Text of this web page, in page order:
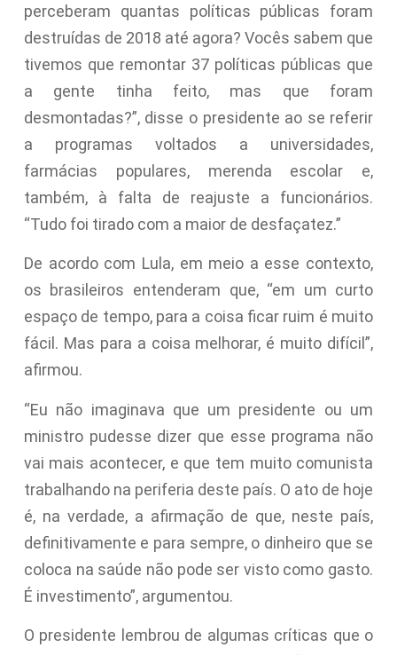
perceberam quantas políticas públicas foram
destruídas de 2018 até agora? Vocês sabem que
tivemos que remontar 37 políticas públicas que
a gente tinha feito, mas que foram
desmontadas?”, disse o presidente ao se referir
a programas voltados a universidades,
farmácias populares, merenda escolar e,
também, à falta de reajuste a funcionários.
“Tudo foi tirado com a maior de desfaçatez.”
De acordo com Lula, em meio a esse contexto,
os brasileiros entenderam que, “em um curto
espaço de tempo, para a coisa ficar ruim é muito
fácil. Mas para a coisa melhorar, é muito difícil”,
afirmou.
“Eu não imaginava que um presidente ou um
ministro pudesse dizer que esse programa não
vai mais acontecer, e que tem muito comunista
trabalhando na periferia deste país. O ato de hoje
é, na verdade, a afirmação de que, neste país,
definitivamente e para sempre, o dinheiro que se
coloca na saúde não pode ser visto como gasto.
É investimento”, argumentou.
O presidente lembrou de algumas críticas que o